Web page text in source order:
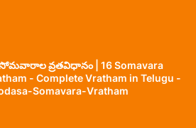
వ్రతవిధానం | 16 Somavara
- Complete Vratham in Telugu -
Somavara-Vratham